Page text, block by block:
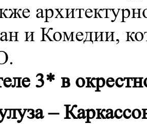
и Комедии,
3* в
–